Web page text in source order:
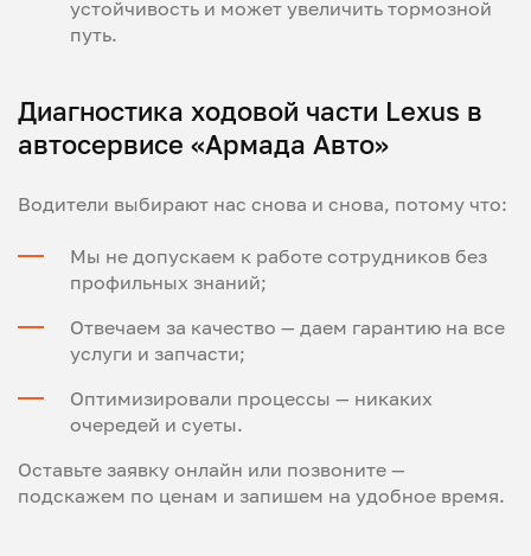
устойчивость и может увеличить тормозной
путь.
Диагностика ходовой части Lexus в
автосервисе «Армада Авто»
Водители выбирают нас снова и снова, потому что:
Мы не допускаем к работе сотрудников без
профильных знаний;
Отвечаем за качество — даем гарантию на все
услуги и запчасти;
Оптимизировали процессы — никаких
очередей и суеты.
Оставьте заявку онлайн или позвоните —
подскажем по ценам и запишем на удобное время.